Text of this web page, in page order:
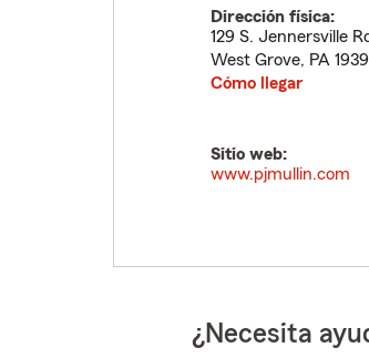
Dirección física:
129 S. Jennersville
West Grove, PA
Cómo llegar
Sitio web:
www.pjmullin.com
¿Necesita